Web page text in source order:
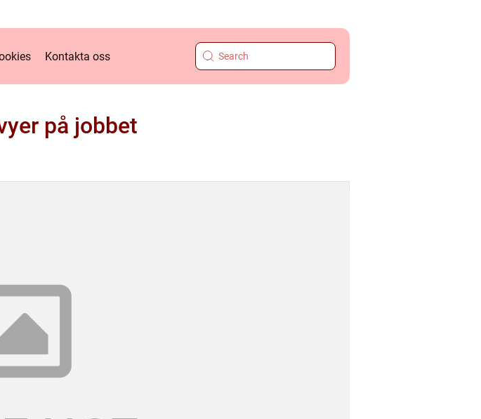
Kontakta oss
på jobbet